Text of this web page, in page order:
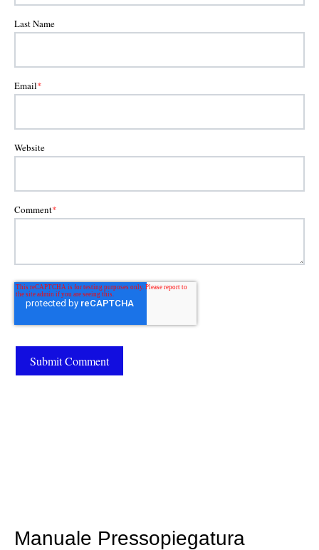
Last Name
Email*
Website
Comment*
Manuale Pressopiegatura